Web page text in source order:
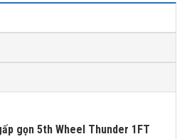
gọn 5th Wheel Thunder 1FT